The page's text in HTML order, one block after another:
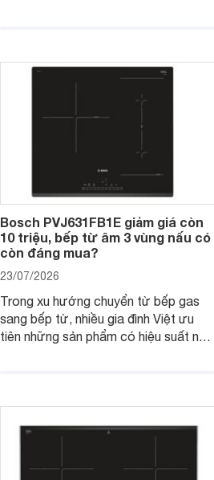
đơn vị phân phối với mức giá khá dễ
tiếp cận, thu hút sự quan tâm của
Bosch PVJ631FB1E giảm giá còn
10 triệu, bếp từ âm 3 vùng nấu có
còn đáng mua?
23/07/2026
Trong xu hướng chuyển từ bếp gas
sang bếp từ, nhiều gia đình Việt ưu
tiên những sản phẩm có hiệu suất nấu
mẫu bếp đáp ứng tốt các tiêu chí này.